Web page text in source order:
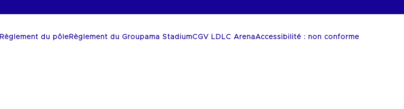
Règlement du pôleRèglement du Groupama StadiumCGV LDLC ArenaAccessibilité : non conforme